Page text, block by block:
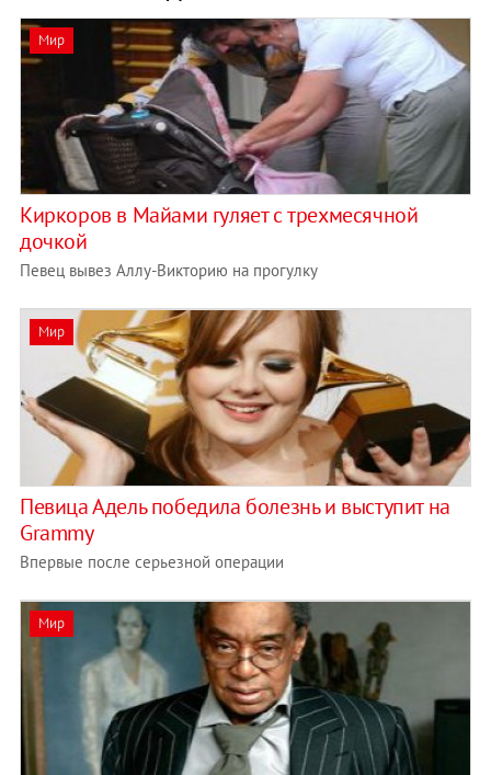
Мир
Киркоров в Майами гуляет с трехмесячной
дочкой
Певец вывез Аллу-Викторию на прогулку
Мир
Певица Адель победила болезнь и выступит на
Grammy
Впервые после серьезной операции
Мир